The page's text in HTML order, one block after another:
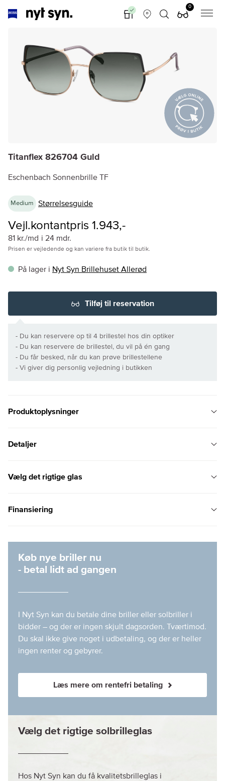
0
Titanflex 826704 Guld
Eschenbach Sonnenbrille TF
Medium Størrelsesguide
Vejl.kontantpris 1.943,-
81 kr./md i 24 mdr.
Prisen er vejledende og kan variere fra butik til butik.
På lager i Nyt Syn Brillehuset Allerød
Tilføj til reservation
- Du kan reservere op til 4 brillestel hos din optiker
- Du kan reservere de brillestel, du vil på én gang
- Du får besked, når du kan prøve brillestellene
- Vi giver dig personlig vejledning i butikken
Produktoplysninger
Detaljer
Vælg det rigtige glas
Finansiering
Køb nye briller nu
- betal lidt ad gangen
I Nyt Syn kan du betale dine briller eller solbriller i
bidder – og der er ingen skjult dagsorden. Tværtimod.
Du skal ikke give noget i udbetaling, og der er heller
ingen renter og gebyrer.
Læs mere om rentefri betaling
Vælg det rigtige solbrilleglas
Hos Nyt Syn kan du få kvalitetsbrilleglas i